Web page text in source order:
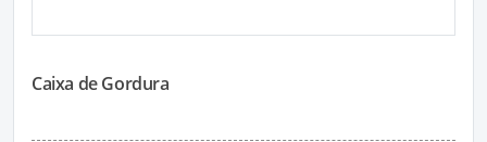
Caixa de Gordura